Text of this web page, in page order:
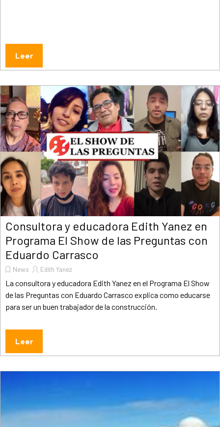
Leer
Consultora y educadora Edith Yanez en
Programa El Show de las Preguntas con
Eduardo Carrasco
News Edith Yanez
La consultora y educadora Edith Yanez en el Programa El Show
de las Preguntas con Eduardo Carrasco explica como educarse
para ser un buen trabajador de la construcción.
Leer